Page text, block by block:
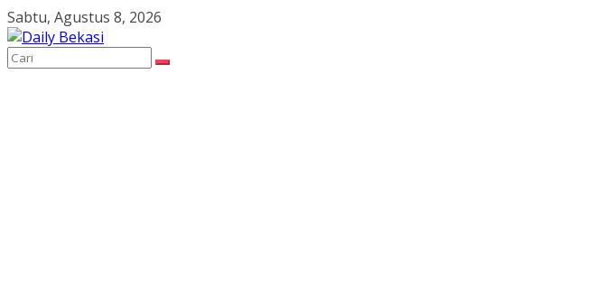
Skip
to
content
Sabtu, Agustus 8, 2026